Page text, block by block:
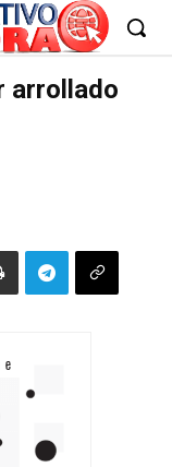
arrollado